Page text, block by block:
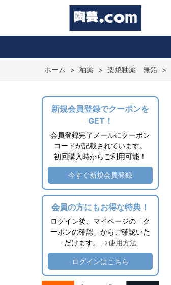
ホーム > 釉薬 > 楽焼釉薬 無鉛 >
新規会員登録でクーポンを
GET！
会員登録完了メールにクーポン
コードが記載されています。
初回購入時からご利用可能！
今すぐ新規会員登録
会員の方にもお得な特典！
ログイン後、マイページの「ク
ーポンの確認」からご確認いた
だけます。 →使用方法
ログインはこちら